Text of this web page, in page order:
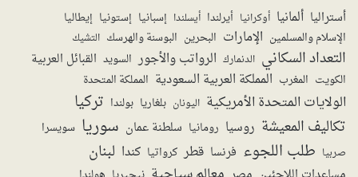
أستراليا ألمانيا أوكرانيا أيرلندا أيسلندا إسبانيا إستونيا إيطاليا
الإسلام والمسلمين الإمارات البحرين البوسنة والهرسك التشيك
التعداد السكاني الدنمارك الرواتب والأجور السويد القبائل العربية
الكويت المغرب المملكة العربية السعودية المملكة المتحدة
الولايات المتحدة الأمريكية اليونان بلغاريا بولندا تركيا
تكاليف المعيشة روسيا رومانيا سلطنة عمان سوريا سويسرا
صربيا طلب اللجوء فرنسا قطر كرواتيا كندا لبنان